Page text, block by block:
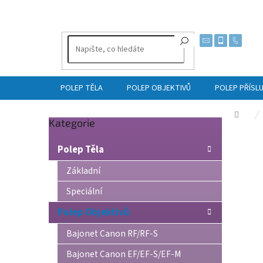
POLEP TĚLA POLEP OBJEKTIVŮ POLEP
Domů
P
n
Přeskočit
Kategorie
Polep Těla
Základní
Speciální
Polep Objektivů
Bajonet Canon RF/RF-S
Bajonet Canon EF/EF-S/EF-M